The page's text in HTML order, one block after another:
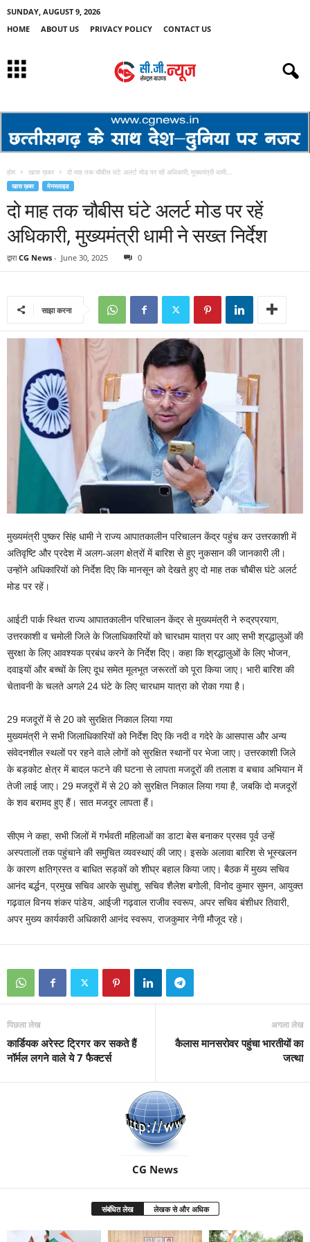
SUNDAY, AUGUST 9, 2026
HOME
ABOUT US PRIVACY POLICY CONTACT US
होम खास ख़बर दो माह तक चौबीस घंटे अलर्ट मोड पर रहें अधिकारी, मुख्यमंत्री धामी...
खास ख़बर मेनस्लाइड
दो माह तक चौबीस घंटे अलर्ट मोड पर रहें
अधिकारी, मुख्यमंत्री धामी ने सख्त निर्देश
द्वारा CG News - June 30, 2025 0
साझा करना
मुख्यमंत्री पुष्कर सिंह धामी ने राज्य आपातकालीन परिचालन केंद्र पहुंच कर उत्तरकाशी में
अतिवृष्टि और प्रदेश में अलग-अलग क्षेत्रों में बारिश से हुए नुकसान की जानकारी ली।
उन्होंने अधिकारियों को निर्देश दिए कि मानसून को देखते हुए दो माह तक चौबीस घंटे अलर्ट
मोड पर रहें।
आईटी पार्क स्थित राज्य आपातकालीन परिचालन केंद्र से मुख्यमंत्री ने रुद्रप्रयाग,
उत्तरकाशी व चमोली जिले के जिलाधिकारियों को चारधाम यात्रा पर आए सभी श्रद्धालुओं की
सुरक्षा के लिए आवश्यक प्रबंध करने के निर्देश दिए। कहा कि श्रद्धालुओं के लिए भोजन,
दवाइयों और बच्चों के लिए दूध समेत मूलभूत जरूरतों को पूरा किया जाए। भारी बारिश की
चेतावनी के चलते अगले 24 घंटे के लिए चारधाम यात्रा को रोका गया है।
29 मजदूरों में से 20 को सुरक्षित निकाल लिया गया
मुख्यमंत्री ने सभी जिलाधिकारियों को निर्देश दिए कि नदी व गदेरे के आसपास और अन्य
संवेदनशील स्थलों पर रहने वाले लोगों को सुरक्षित स्थानों पर भेजा जाए। उत्तरकाशी जिले
के बड़कोट क्षेत्र में बादल फटने की घटना से लापता मजदूरों की तलाश व बचाव अभियान में
तेजी लाई जाए। 29 मजदूरों में से 20 को सुरक्षित निकाल लिया गया है, जबकि दो मजदूरों
के शव बरामद हुए हैं। सात मजदूर लापता हैं।
सीएम ने कहा, सभी जिलों में गर्भवती महिलाओं का डाटा बेस बनाकर प्रसव पूर्व उन्हें
अस्पतालों तक पहुंचाने की समुचित व्यवस्थाएं की जाए। इसके अलावा बारिश से भूस्खलन
के कारण क्षतिग्रस्त व बाधित सड़कों को शीघ्र बहाल किया जाए। बैठक में मुख्य सचिव
आनंद बर्द्धन, प्रमुख सचिव आरके सुधांशु, सचिव शैलेश बगोली, विनोद कुमार सुमन, आयुक्त
गढ़वाल विनय शंकर पांडेय, आईजी गढ़वाल राजीव स्वरूप, अपर सचिव बंशीधर तिवारी,
अपर मुख्य कार्यकारी अधिकारी आनंद स्वरूप, राजकुमार नेगी मौजूद रहे।
पिछला लेख
कार्डियक अरेस्ट ट्रिगर कर सकते हैं
नॉर्मल लगने वाले ये 7 फैक्टर्स
अगला लेख
कैलास मानसरोवर पहुंचा भारतीयों का
जत्था
CG News
संबंधित लेख लेखक से और अधिक